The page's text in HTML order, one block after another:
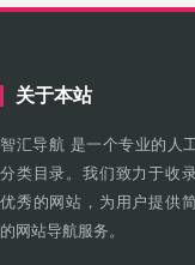
关于本站
智汇导航 是一个专业的人
分类目录。我们致力于收
优秀的网站，为用户提供
的网站导航服务。